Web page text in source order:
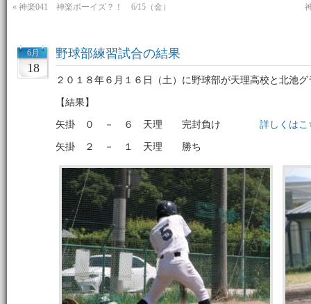
« 神楽041 神楽ボーイズ？！ 6/15（金）
6月
18
野球部練習試合の結果
２０１８年６月１６日（土）に野球部が天理高校と北池
【結果】
矢掛 ０ － ６ 天理 完封負け 詳しくはこ
矢掛 ２ － １ 天理 勝ち